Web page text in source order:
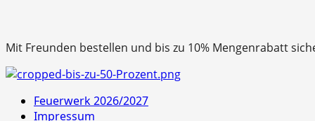
Mit Freunden bestellen und bis zu 10% Mengenrabatt
Primäres
Menü
Feuerwerk 2026/2027
Impressum